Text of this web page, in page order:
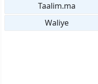
Taalim.ma
Waliye